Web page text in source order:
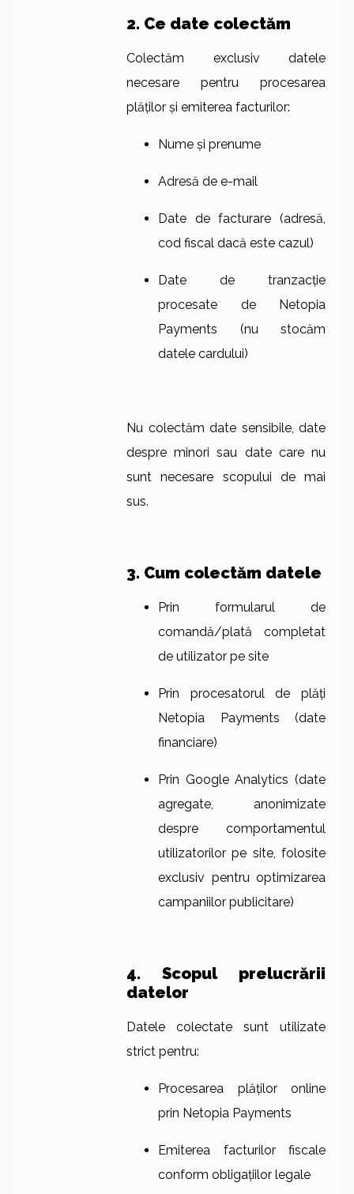
2. Ce date colectăm
Colectăm exclusiv datele
necesare pentru procesarea
plăților și emiterea facturilor:
Nume și prenume
Adresă de e-mail
Date de facturare (adresă,
cod fiscal dacă este cazul)
Date de tranzacție
procesate de Netopia
Payments (nu stocăm
datele cardului)
Nu colectăm date sensibile, date
despre minori sau date care nu
sunt necesare scopului de mai
sus.
3. Cum colectăm datele
Prin formularul de
comandă/plată completat
de utilizator pe site
Prin procesatorul de plăți
Netopia Payments (date
financiare)
Prin Google Analytics (date
agregate, anonimizate
despre comportamentul
utilizatorilor pe site, folosite
exclusiv pentru optimizarea
campaniilor publicitare)
4. Scopul prelucrării
datelor
Datele colectate sunt utilizate
strict pentru:
Procesarea plăților online
prin Netopia Payments
Emiterea facturilor fiscale
conform obligațiilor legale